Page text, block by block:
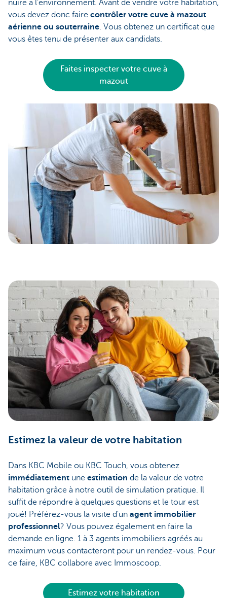
nuire à l'environnement. Avant de vendre votre habitation,
vous devez donc faire contrôler votre cuve à mazout
aérienne ou souterraine. Vous obtenez un certificat que
vous êtes tenu de présenter aux candidats.
Faites inspecter votre cuve à
mazout
Estimez la valeur de votre habitation
Dans KBC Mobile ou KBC Touch, vous obtenez
immédiatement une estimation de la valeur de votre
habitation grâce à notre outil de simulation pratique. Il
suffit de répondre à quelques questions et le tour est
joué! Préférez-vous la visite d'un agent immobilier
professionnel? Vous pouvez également en faire la
demande en ligne. 1 à 3 agents immobiliers agréés au
maximum vous contacteront pour un rendez-vous. Pour
ce faire, KBC collabore avec Immoscoop.
Estimez votre habitation